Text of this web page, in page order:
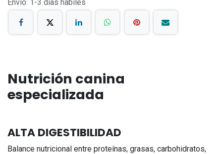
Envío: 1-3 días hábiles
Nutrición canina
especializada
ALTA DIGESTIBILIDAD
Balance nutricional entre proteínas, grasas, carbohidratos,